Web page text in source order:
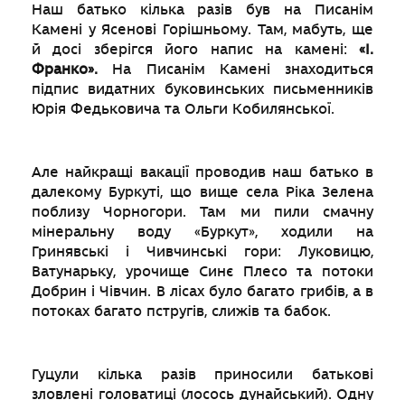
Наш батько кілька разів був на Писанім
Камені у Ясенові Горішньому. Там, мабуть, ще
й досі зберігся його напис на камені: «І.
Франко». На Писанім Камені знаходиться
підпис видатних буковинських письменників
Юрія Федьковича та Ольги Кобилянської.
Але найкращі вакації проводив наш батько в
далекому Буркуті, що вище села Ріка Зелена
поблизу Чорногори. Там ми пили смачну
мінеральну воду «Буркут», ходили на
Гринявські і Чивчинські гори: Луковицю,
Ватунарьку, урочище Синє Плесо та потоки
Добрин і Чівчин. В лісах було багато грибів, а в
потоках багато пстругів, слижів та бабок.
Гуцули кілька разів приносили батькові
зловлені головатиці (лосось дунайський). Одну